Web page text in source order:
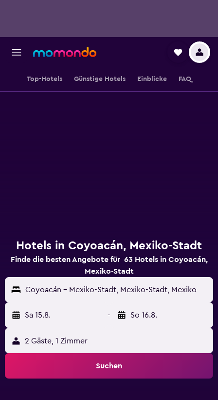
Top-Hotels Günstige Hotels Einblicke FAQ
Hotels in Coyoacán, Mexiko-Stadt
Finde die besten Angebote für 63 Hotels in Coyoacán,
Mexiko-Stadt
Coyoacán - Mexiko-Stadt, Mexiko-Stadt, Mexiko
Sa 15.8. - So 16.8.
2 Gäste, 1 Zimmer
Suchen